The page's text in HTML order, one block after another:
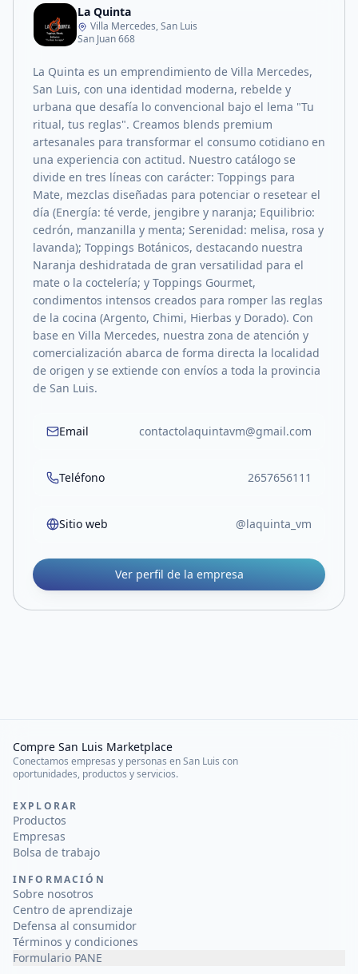
La Quinta
Villa Mercedes, San Luis
San Juan 668
La Quinta es un emprendimiento de Villa Mercedes,
San Luis, con una identidad moderna, rebelde y
urbana que desafía lo convencional bajo el lema "Tu
ritual, tus reglas". Creamos blends premium
artesanales para transformar el consumo cotidiano en
una experiencia con actitud. Nuestro catálogo se
divide en tres líneas con carácter: Toppings para
Mate, mezclas diseñadas para potenciar o resetear el
día (Energía: té verde, jengibre y naranja; Equilibrio:
cedrón, manzanilla y menta; Serenidad: melisa, rosa y
lavanda); Toppings Botánicos, destacando nuestra
Naranja deshidratada de gran versatilidad para el
mate o la coctelería; y Toppings Gourmet,
condimentos intensos creados para romper las reglas
de la cocina (Argento, Chimi, Hierbas y Dorado). Con
base en Villa Mercedes, nuestra zona de atención y
comercialización abarca de forma directa la localidad
de origen y se extiende con envíos a toda la provincia
de San Luis.
Email contactolaquintavm@gmail.com
Teléfono 2657656111
Sitio web @laquinta_vm
Ver perfil de la empresa
Compre San Luis Marketplace
Conectamos empresas y personas en San Luis con
oportunidades, productos y servicios.
EXPLORAR
Productos
Empresas
Bolsa de trabajo
INFORMACIÓN
Sobre nosotros
Centro de aprendizaje
Defensa al consumidor
Términos y condiciones
Formulario PANE